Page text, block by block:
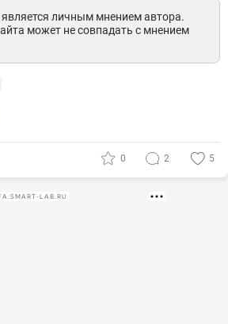
личным мнением автора.
может не совпадать с мнением
0 2 5
LAB.RU